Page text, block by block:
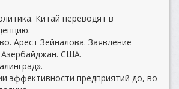
Китай переводят в
Арест Зейналова. Заявление
США.
эффективности предприятий до, во